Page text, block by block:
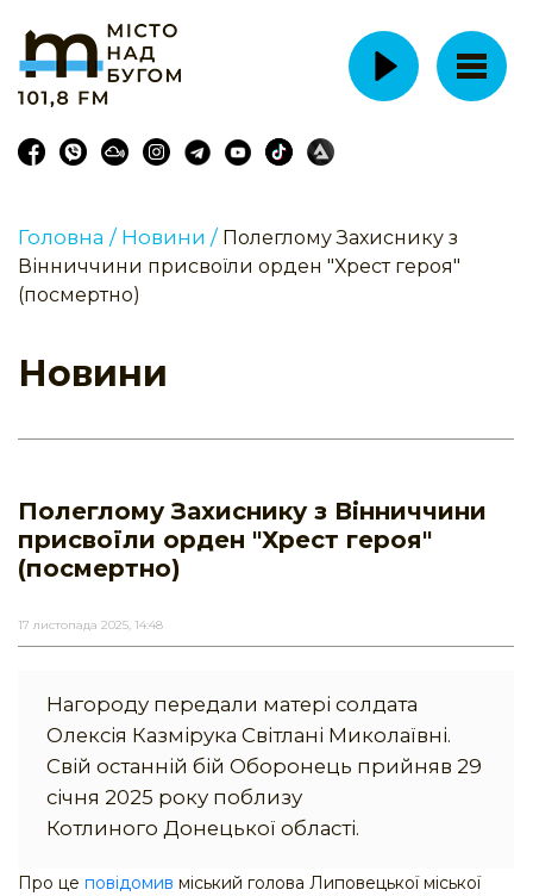
Головна / Новини / Полеглому Захиснику з
Вінниччини присвоїли орден "Хрест героя"
(посмертно)
Новини
Полеглому Захиснику з Вінниччини
присвоїли орден "Хрест героя"
(посмертно)
17 листопада 2025, 14:48
Нагороду передали матері солдата
Олексія Казмірука Світлані Миколаївні.
Свій останній бій Оборонець прийняв 29
січня 2025 року поблизу
Котлиного Донецької області.
Про це повідомив міський голова Липовецької міської